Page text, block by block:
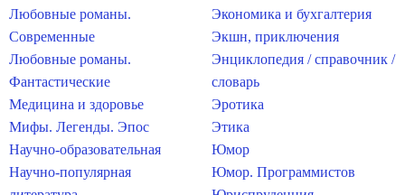
Любовные романы.
Современные
Любовные романы.
Фантастические
Медицина и здоровье
Мифы. Легенды. Эпос
Научно-образовательная
Научно-популярная
Экономика и бухгалтерия
Экшн, приключения
Энциклопедия / справочник /
словарь
Эротика
Этика
Юмор
Юмор. Программистов